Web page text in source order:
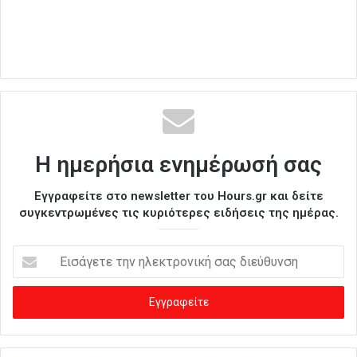
Η ημερήσια ενημέρωσή σας
Εγγραφείτε στο newsletter του Hours.gr και δείτε
συγκεντρωμένες τις κυριότερες ειδήσεις της ημέρας.
σ
γ
ε